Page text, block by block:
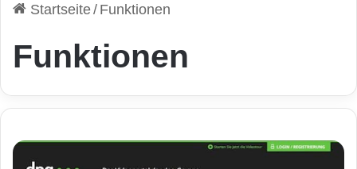
Startseite/ Funktionen
Funktionen